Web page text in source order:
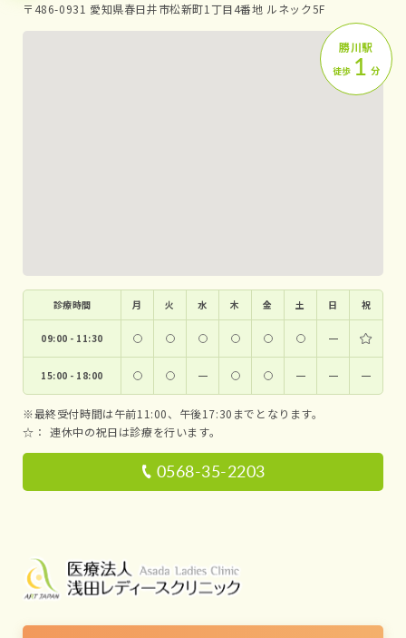
0568-35-2203
〒486-0931 愛知県春日井市松新町1丁目4番地 ルネック5F
勝川駅
徒歩 1 分
診療時間 月 火 水 木 金 土 日 祝
09:00 - 11:30 ー
15:00 - 18:00 ー ー ー ー
※最終受付時間は午前11:00、午後17:30までとなります。
☆：
連休中の祝日は診療を行います。